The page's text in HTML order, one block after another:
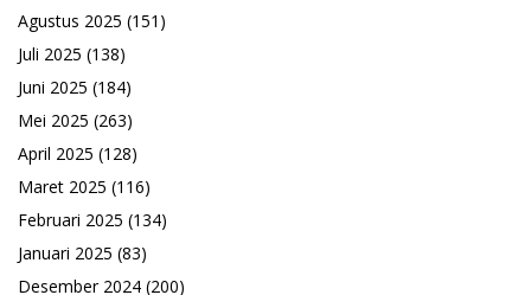
Agustus 2025 (151)
Juli 2025 (138)
Juni 2025 (184)
Mei 2025 (263)
April 2025 (128)
Maret 2025 (116)
Februari 2025 (134)
Januari 2025 (83)
Desember 2024 (200)